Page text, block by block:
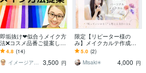
即垢抜け❤似合うメイク方
法❌コスメ品番ご提案しま
す 化粧品検定1級プロ監
修‼️顔タイプに合うメイク
提案即垢抜け♡
4.8 (14)
イメージアップコンサルタント❤石沼
3,500 円
限定【リピーター様の
み】メイクカルテ作成し
ます 診断結果に合わせて
似合わせメイクを提案し
ます
5.0 (2)
Misaki✳︎
4,000 円